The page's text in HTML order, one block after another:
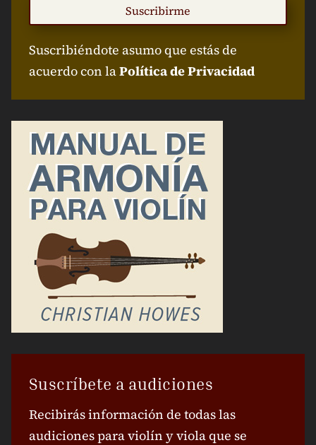
Suscribirme
Suscribiéndote asumo que estás de
acuerdo con laPolítica de Privacidad
Suscríbete a audiciones
Recibirás información de todas las
audiciones para violín y viola que se